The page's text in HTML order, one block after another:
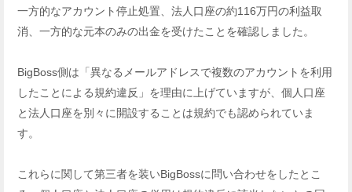
一方的なアカウント停止処置、法人口座の約116万円の利益取
消、一方的な元本のみの出金を受けたことを確認しました。
BigBoss側は「異なるメールアドレスで複数のアカウントを利用
したことによる規約違反」を理由に上げていますが、個人口座
と法人口座を別々に開設することは規約でも認められていま
す。
これらに関して第三者を装いBigBossに問い合わせをしたとこ